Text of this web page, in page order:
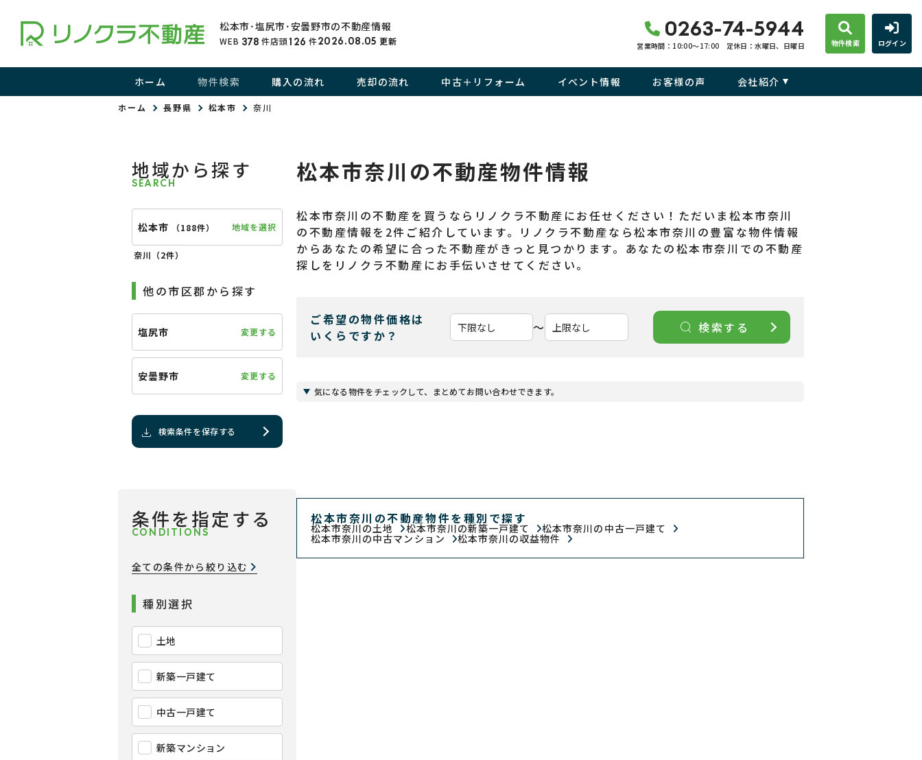
松本市･塩尻市･安曇野市の不動産情報
WEB 378 件店頭 126 件2026.08.05更新 0263-74-5944
営業時間：10:00〜17:00 定休日：水曜日、日曜日 物件検索 ログイン
ホーム 物件検索 購入の流れ 売却の流れ 中古＋リフォーム イベント情報 お客様の声 会社紹介
ホーム 長野県 松本市 奈川
松本市奈川の不動産物件情報
松本市奈川の不動産を買うならリノクラ不動産にお任せください！ただいま松本市奈川
の不動産情報を2件ご紹介しています。リノクラ不動産なら松本市奈川の豊富な物件情報
からあなたの希望に合った不動産がきっと見つかります。あなたの松本市奈川での不動産
探しをリノクラ不動産にお手伝いさせてください。
ご希望の物件価格は
いくらですか？
〜 検索する
気になる物件をチェックして、まとめてお問い合わせできます。
松本市奈川の不動産物件を種別で探す
松本市奈川の土地 松本市奈川の新築一戸建て 松本市奈川の中古一戸建て
松本市奈川の中古マンション 松本市奈川の収益物件
地域から探す
SEARCH
松本市 （188件） 地域を選択
奈川（2件）
他の市区郡から探す
塩尻市 変更する
安曇野市 変更する
検索条件を保存する
条件を指定する
CONDITIONS
全ての条件から絞り込む
種別選択
土地
新築一戸建て
中古一戸建て
新築マンション